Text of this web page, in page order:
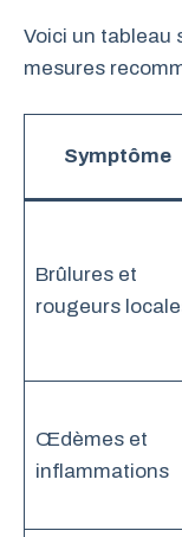
Voici un tableau
mesures
Symptôme
Brûlures et
rougeurs
Œdèmes et
inflammations